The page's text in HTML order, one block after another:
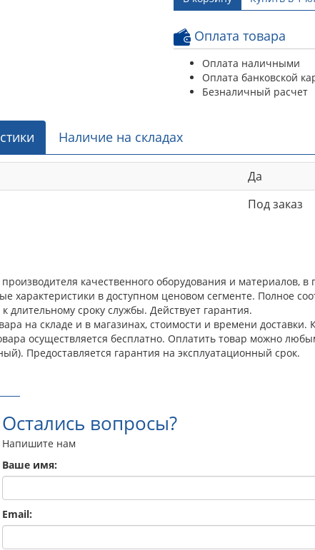
Оплата товара
Оплата наличными
Оплата банковской
Безналичный расчет
Наличие на складах
Да
Под заказ
качественного оборудования и материалов,
характеристики в доступном ценовом сегменте. Полное
сроку службы. Действует гарантия.
на складе и в магазинах, стоимости и времени
осуществляется бесплатно. Оплатить товар можно
Предоставляется гарантия на эксплуатационный срок.
Остались вопросы?
Напишите нам
Ваше имя:
Email: